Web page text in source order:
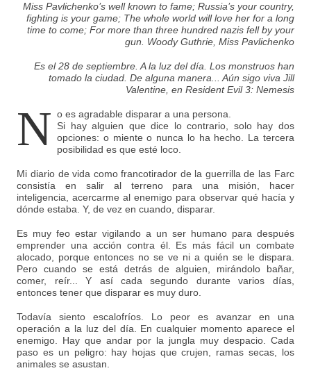
Miss Pavlichenko’s well known to fame; Russia’s your country,
fighting is your game; The whole world will love her for a long
time to come; For more than three hundred nazis fell by your
gun. Woody Guthrie, Miss Pavlichenko
Es el 28 de septiembre. A la luz del día. Los monstruos han
tomado la ciudad. De alguna manera... Aún sigo viva Jill
Valentine, en Resident Evil 3: Nemesis
N o es agradable disparar a una persona.
Si hay alguien que dice lo contrario, solo hay dos
opciones: o miente o nunca lo ha hecho. La tercera
posibilidad es que esté loco.
Mi diario de vida como francotirador de la guerrilla de las Farc
consistía en salir al terreno para una misión, hacer
inteligencia, acercarme al enemigo para observar qué hacía y
dónde estaba. Y, de vez en cuando, disparar.
Es muy feo estar vigilando a un ser humano para después
emprender una acción contra él. Es más fácil un combate
alocado, porque entonces no se ve ni a quién se le dispara.
Pero cuando se está detrás de alguien, mirándolo bañar,
comer, reír... Y así cada segundo durante varios días,
entonces tener que disparar es muy duro.
Todavía siento escalofríos. Lo peor es avanzar en una
operación a la luz del día. En cualquier momento aparece el
enemigo. Hay que andar por la jungla muy despacio. Cada
paso es un peligro: hay hojas que crujen, ramas secas, los
animales se asustan.